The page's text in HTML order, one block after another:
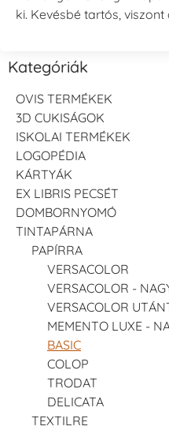
ki. Kevésbé tartós,
Kategóriák
OVIS TERMÉKEK
3D CUKISÁGOK
ISKOLAI TERMÉKEK
LOGOPÉDIA
KÁRTYÁK
EX LIBRIS PECSÉT
DOMBORNYOMÓ
TINTAPÁRNA
PAPÍRRA
VERSACOLOR
VERSACOLOR -
VERSACOLOR
MEMENTO LUXE -
BASIC
COLOP
TRODAT
DELICATA
TEXTILRE